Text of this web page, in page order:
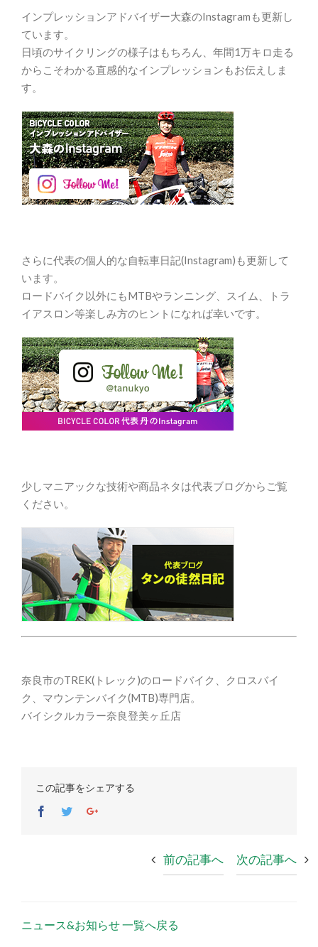
インプレッションアドバイザー大森のInstagramも更新し
ています。
日頃のサイクリングの様子はもちろん、年間1万キロ走る
からこそわかる直感的なインプレッションもお伝えしま
す。
さらに代表の個人的な自転車日記(Instagram)も更新して
います。
ロードバイク以外にもMTBやランニング、スイム、トラ
イアスロン等楽しみ方のヒントになれば幸いです。
少しマニアックな技術や商品ネタは代表ブログからご覧
ください。
奈良市のTREK(トレック)のロードバイク、クロスバイ
ク、マウンテンバイク(MTB)専門店。
バイシクルカラー奈良登美ヶ丘店
この記事をシェアする
Facebook
TwitterGoogle+
前の記事へ 次の記事へ
ニュース&お知らせ 一覧へ戻る